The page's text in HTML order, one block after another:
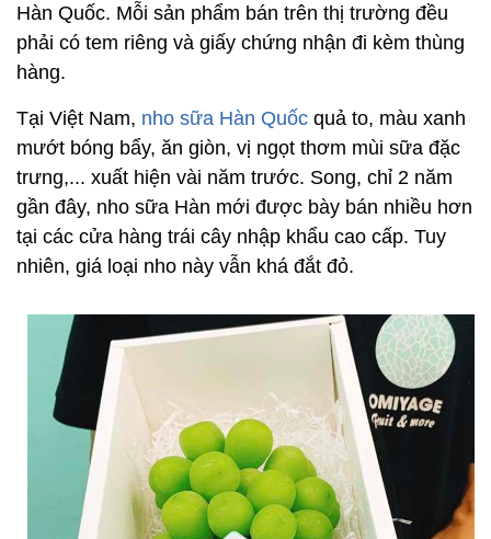
Hàn Quốc. Mỗi sản phẩm bán trên thị trường đều
phải có tem riêng và giấy chứng nhận đi kèm thùng
hàng.
Tại Việt Nam, nho sữa Hàn Quốc quả to, màu xanh
mướt bóng bẩy, ăn giòn, vị ngọt thơm mùi sữa đặc
trưng,... xuất hiện vài năm trước. Song, chỉ 2 năm
gần đây, nho sữa Hàn mới được bày bán nhiều hơn
tại các cửa hàng trái cây nhập khẩu cao cấp. Tuy
nhiên, giá loại nho này vẫn khá đắt đỏ.